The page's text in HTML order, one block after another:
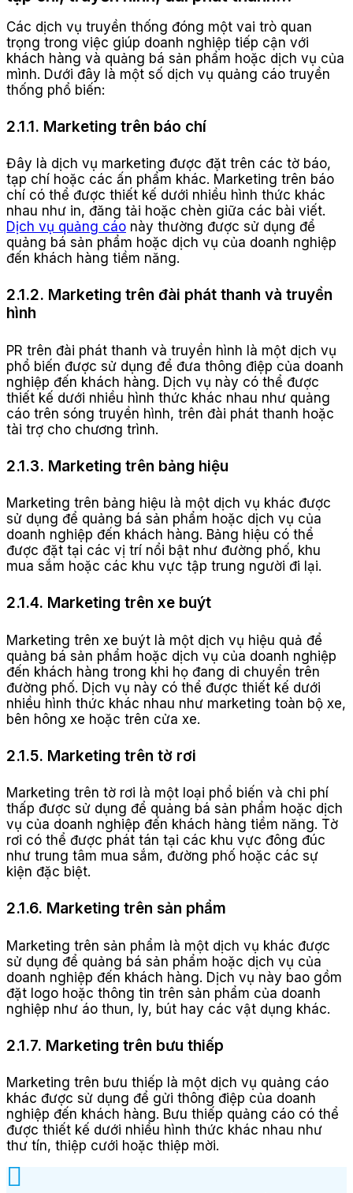
Các dịch vụ truyền thống đóng một vai trò quan
trọng trong việc giúp doanh nghiệp tiếp cận với
khách hàng và quảng bá sản phẩm hoặc dịch vụ của
mình. Dưới đây là một số dịch vụ quảng cáo truyền
thống phổ biến:
2.1.1. Marketing trên báo chí
Đây là dịch vụ marketing được đặt trên các tờ báo,
tạp chí hoặc các ấn phẩm khác. Marketing trên báo
chí có thể được thiết kế dưới nhiều hình thức khác
nhau như in, đăng tải hoặc chèn giữa các bài viết.
Dịch vụ quảng cáo này thường được sử dụng để
quảng bá sản phẩm hoặc dịch vụ của doanh nghiệp
đến khách hàng tiềm năng.
2.1.2. Marketing trên đài phát thanh và truyền
hình
PR trên đài phát thanh và truyền hình là một dịch vụ
phổ biến được sử dụng để đưa thông điệp của doanh
nghiệp đến khách hàng. Dịch vụ này có thể được
thiết kế dưới nhiều hình thức khác nhau như quảng
cáo trên sóng truyền hình, trên đài phát thanh hoặc
tài trợ cho chương trình.
2.1.3. Marketing trên bảng hiệu
Marketing trên bảng hiệu là một dịch vụ khác được
sử dụng để quảng bá sản phẩm hoặc dịch vụ của
doanh nghiệp đến khách hàng. Bảng hiệu có thể
được đặt tại các vị trí nổi bật như đường phố, khu
mua sắm hoặc các khu vực tập trung người đi lại.
2.1.4. Marketing trên xe buýt
Marketing trên xe buýt là một dịch vụ hiệu quả để
quảng bá sản phẩm hoặc dịch vụ của doanh nghiệp
đến khách hàng trong khi họ đang di chuyển trên
đường phố. Dịch vụ này có thể được thiết kế dưới
nhiều hình thức khác nhau như marketing toàn bộ xe,
bên hông xe hoặc trên cửa xe.
2.1.5. Marketing trên tờ rơi
Marketing trên tờ rơi là một loại phổ biến và chi phí
thấp được sử dụng để quảng bá sản phẩm hoặc dịch
vụ của doanh nghiệp đến khách hàng tiềm năng. Tờ
rơi có thể được phát tán tại các khu vực đông đúc
như trung tâm mua sắm, đường phố hoặc các sự
kiện đặc biệt.
2.1.6. Marketing trên sản phẩm
Marketing trên sản phẩm là một dịch vụ khác được
sử dụng để quảng bá sản phẩm hoặc dịch vụ của
doanh nghiệp đến khách hàng. Dịch vụ này bao gồm
đặt logo hoặc thông tin trên sản phẩm của doanh
nghiệp như áo thun, ly, bút hay các vật dụng khác.
2.1.7. Marketing trên bưu thiếp
Marketing trên bưu thiếp là một dịch vụ quảng cáo
khác được sử dụng để gửi thông điệp của doanh
nghiệp đến khách hàng. Bưu thiếp quảng cáo có thể
được thiết kế dưới nhiều hình thức khác nhau như
thư tín, thiệp cưới hoặc thiệp mời.